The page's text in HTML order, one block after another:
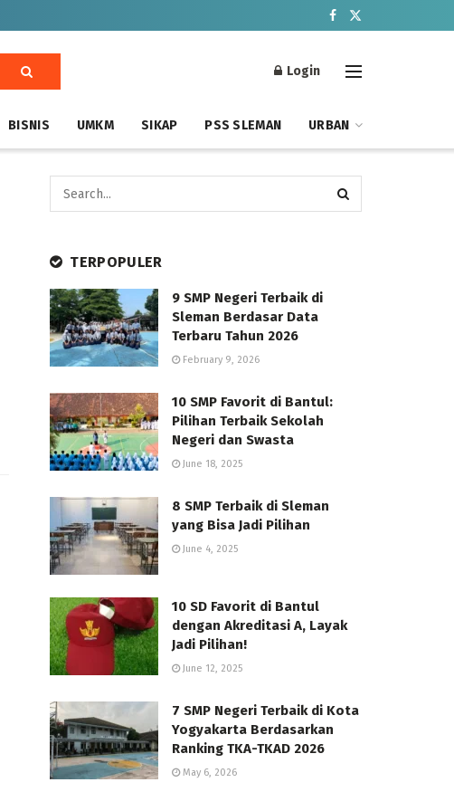
Login
BISNIS UMKM SIKAP PSS SLEMAN URBAN
TERPOPULER
9 SMP Negeri Terbaik di
Sleman Berdasar Data
Terbaru Tahun 2026
February 9, 2026
10 SMP Favorit di Bantul:
Pilihan Terbaik Sekolah
Negeri dan Swasta
June 18, 2025
8 SMP Terbaik di Sleman
yang Bisa Jadi Pilihan
June 4, 2025
10 SD Favorit di Bantul
dengan Akreditasi A, Layak
Jadi Pilihan!
June 12, 2025
7 SMP Negeri Terbaik di Kota
Yogyakarta Berdasarkan
Ranking TKA-TKAD 2026
May 6, 2026